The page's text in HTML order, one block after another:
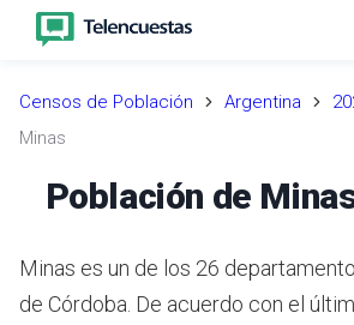
Censos de Población Argentina
Minas
Población de
Minas es un de los 26
de Córdoba. De acuerdo con el